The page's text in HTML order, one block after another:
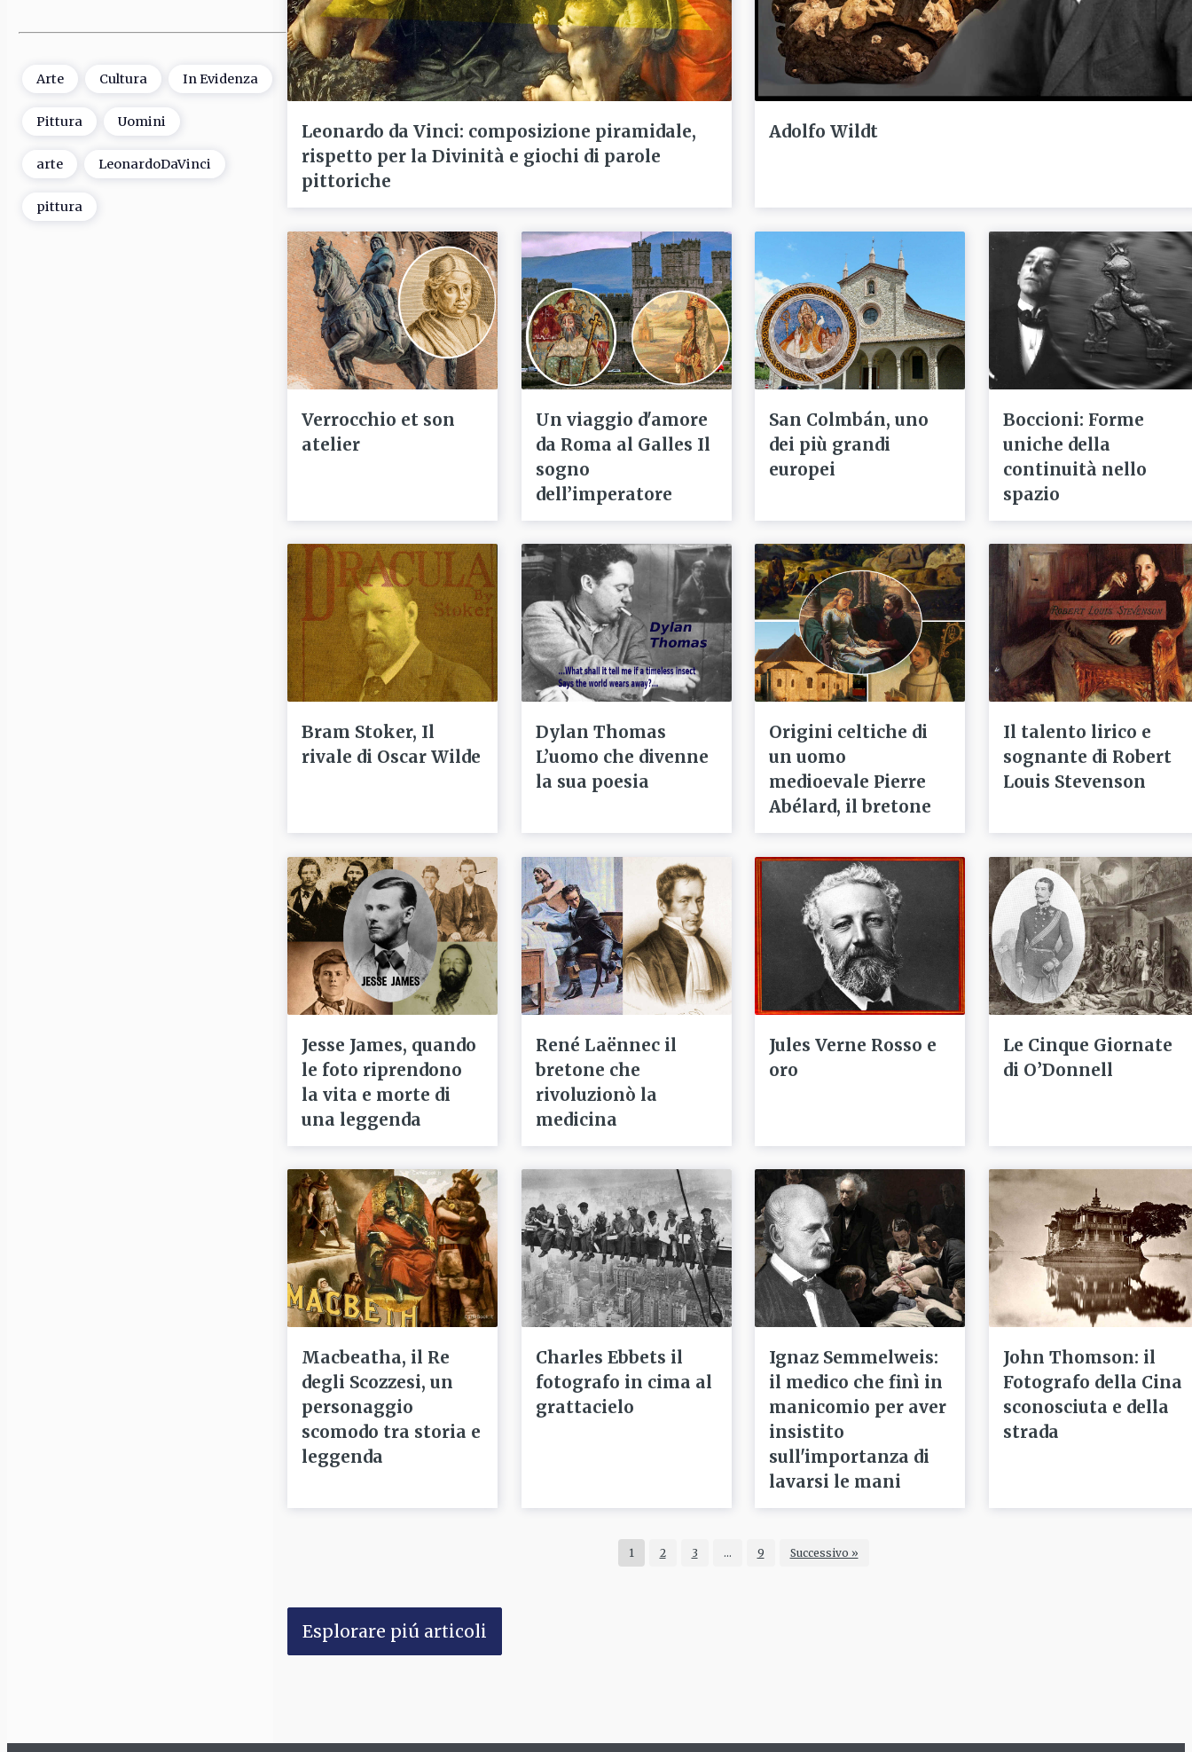
Arte Cultura In Evidenza
Pittura Uomini
arte LeonardoDaVinci
pittura
Leonardo da Vinci: composizione piramidale,
rispetto per la Divinità e giochi di parole
pittoriche
Adolfo Wildt
Verrocchio et son
atelier
Un viaggio d'amore
da Roma al Galles Il
sogno
dell’imperatore
San Colmbán, uno
dei più grandi
europei
Boccioni: Forme
uniche della
continuità nello
spazio
Bram Stoker, Il
rivale di Oscar Wilde
Dylan Thomas
L’uomo che divenne
la sua poesia
Origini celtiche di
un uomo
medioevale Pierre
Abélard, il bretone
Il talento lirico e
sognante di Robert
Louis Stevenson
Jesse James, quando
le foto riprendono
la vita e morte di
una leggenda
René Laënnec il
bretone che
rivoluzionò la
medicina
Jules Verne Rosso e
oro
Le Cinque Giornate
di O’Donnell
Macbeatha, il Re
degli Scozzesi, un
personaggio
scomodo tra storia e
leggenda
Charles Ebbets il
fotografo in cima al
grattacielo
Ignaz Semmelweis:
il medico che finì in
manicomio per aver
insistito
sull'importanza di
lavarsi le mani
John Thomson: il
Fotografo della Cina
sconosciuta e della
strada
1 2 3 … 9 Successivo »
Esplorare piú articoli